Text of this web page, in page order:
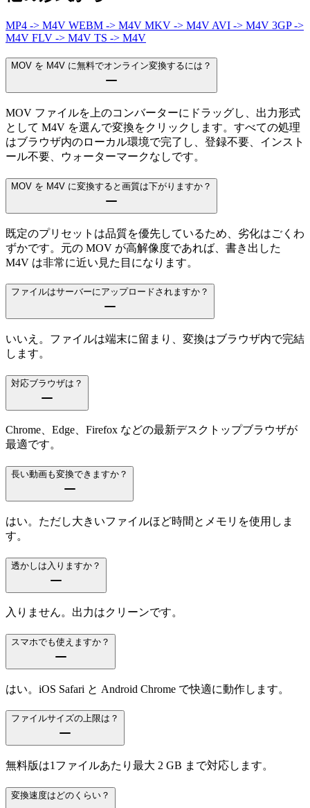
MP4 -> M4V WEBM -> M4V MKV -> M4V AVI -> M4V 3GP ->
M4V FLV -> M4V TS -> M4V
MOV を M4V に無料でオンライン変換するには？
MOV ファイルを上のコンバーターにドラッグし、出力形式
として M4V を選んで変換をクリックします。すべての処理
はブラウザ内のローカル環境で完了し、登録不要、インスト
ール不要、ウォーターマークなしです。
MOV を M4V に変換すると画質は下がりますか？
既定のプリセットは品質を優先しているため、劣化はごくわ
ずかです。元の MOV が高解像度であれば、書き出した
M4V は非常に近い見た目になります。
ファイルはサーバーにアップロードされますか？
いいえ。ファイルは端末に留まり、変換はブラウザ内で完結
します。
対応ブラウザは？
Chrome、Edge、Firefox などの最新デスクトップブラウザが
最適です。
長い動画も変換できますか？
はい。ただし大きいファイルほど時間とメモリを使用しま
す。
透かしは入りますか？
入りません。出力はクリーンです。
スマホでも使えますか？
はい。iOS Safari と Android Chrome で快適に動作します。
ファイルサイズの上限は？
無料版は1ファイルあたり最大 2 GB まで対応します。
変換速度はどのくらい？